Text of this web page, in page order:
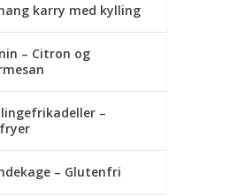
karry med kylling
– Citron og
–
– Glutenfri